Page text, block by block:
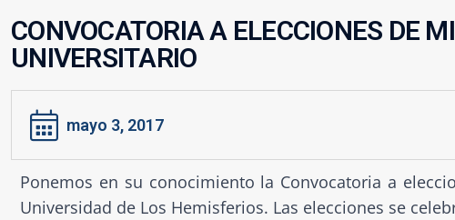
CONVOCATORIA A ELECCIONES DE
UNIVERSITARIO
mayo 3, 2017
Ponemos en su conocimiento la Convocatoria a
Universidad de Los Hemisferios. Las elecciones se